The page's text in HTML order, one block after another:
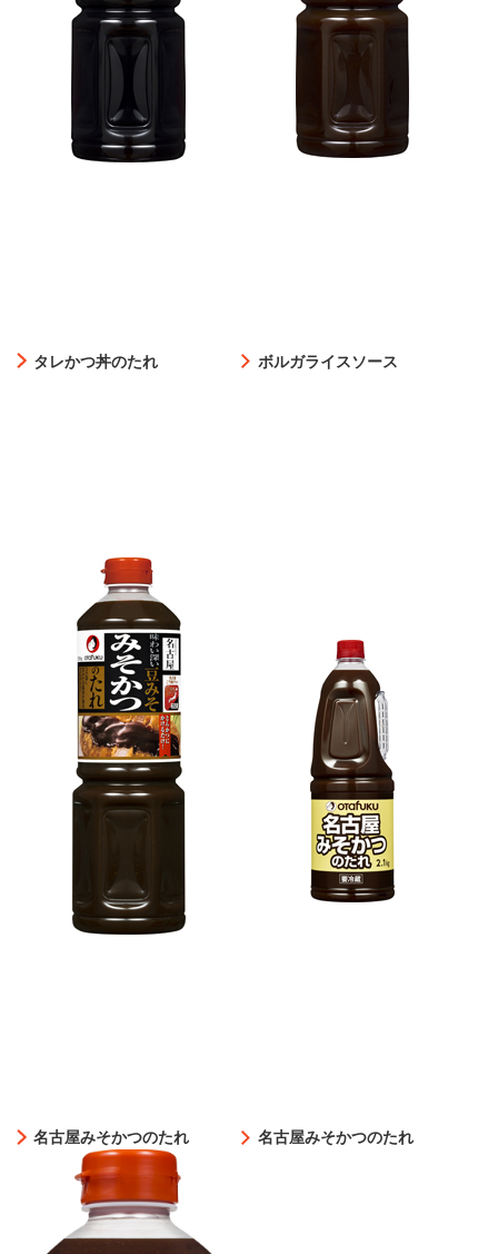
タレかつ丼のたれ ボルガライスソース
名古屋みそかつのたれ 名古屋みそかつのたれ